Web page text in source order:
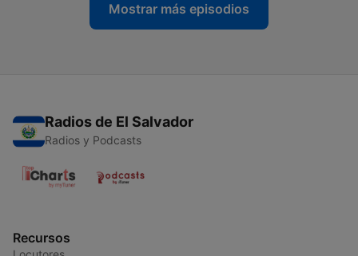
Mostrar más episodios
Radios de El Salvador
Radios y Podcasts
Recursos